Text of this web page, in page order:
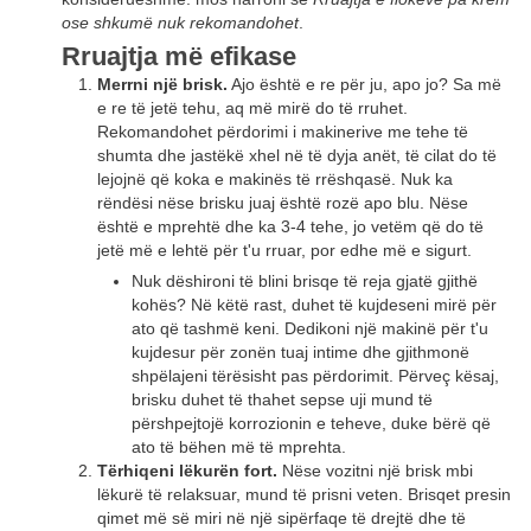
​​ose shkumë nuk rekomandohet.
Rruajtja më efikase
Merrni një brisk. Ajo është e re për ju, apo jo? Sa më
e re të jetë tehu, aq më mirë do të rruhet.
Rekomandohet përdorimi i makinerive me tehe të
shumta dhe jastëkë xhel në të dyja anët, të cilat do të
lejojnë që koka e makinës të rrëshqasë. Nuk ka
rëndësi nëse brisku juaj është rozë apo blu. Nëse
është e mprehtë dhe ka 3-4 tehe, jo vetëm që do të
jetë më e lehtë për t'u rruar, por edhe më e sigurt.
Nuk dëshironi të blini brisqe të reja gjatë gjithë
kohës? Në këtë rast, duhet të kujdeseni mirë për
ato që tashmë keni. Dedikoni një makinë për t'u
kujdesur për zonën tuaj intime dhe gjithmonë
shpëlajeni tërësisht pas përdorimit. Përveç kësaj,
brisku duhet të thahet sepse uji mund të
përshpejtojë korrozionin e teheve, duke bërë që
ato të bëhen më të mprehta.
Tërhiqeni lëkurën fort. Nëse vozitni një brisk mbi
lëkurë të relaksuar, mund të prisni veten. Brisqet presin
qimet më së miri në një sipërfaqe të drejtë dhe të